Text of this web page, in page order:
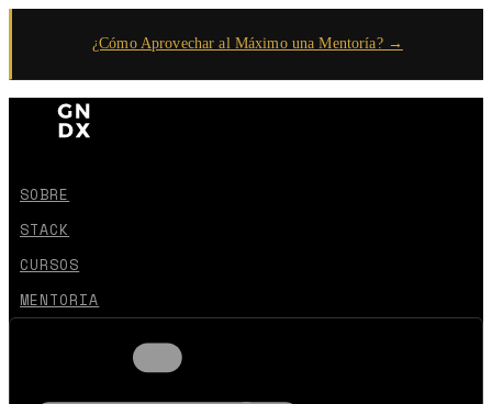
¿Cómo Aprovechar al Máximo una Mentoría? →
SOBRE
STACK
CURSOS
MENTORIA